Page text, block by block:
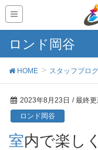
ロンド岡谷
HOME スタッフブログ
2023年8月23日 / 最終
ロンド岡谷
室内で楽